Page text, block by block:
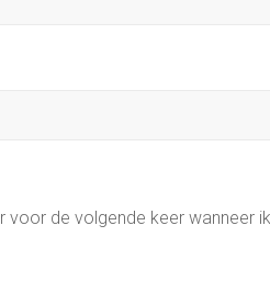
voor de volgende keer wanneer